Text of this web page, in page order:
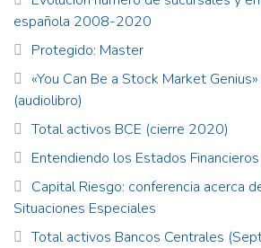
española 2008-2020
Protegido: Master
«You Can Be a Stock Market
(audiolibro)
Total activos BCE (cierre 2020)
Entendiendo los Estados Financieros
Capital Riesgo: conferencia acerca
Situaciones Especiales
Total activos Bancos Centrales